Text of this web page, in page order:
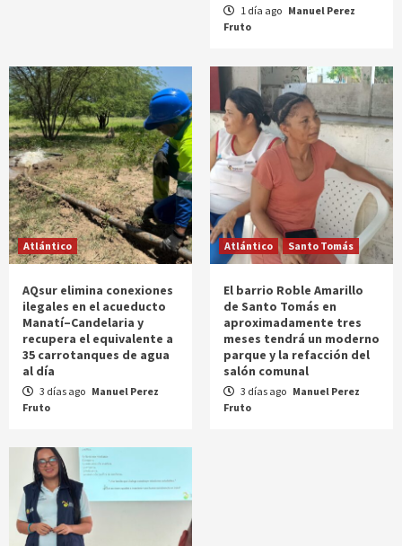
1 día ago Manuel Perez
Fruto
Atlántico
AQsur elimina conexiones
ilegales en el acueducto
Manatí–Candelaria y
recupera el equivalente a
35 carrotanques de agua
al día
3 días ago Manuel Perez
Fruto
Atlántico Santo Tomás
El barrio Roble Amarillo
de Santo Tomás en
aproximadamente tres
meses tendrá un moderno
parque y la refacción del
salón comunal
3 días ago Manuel Perez
Fruto